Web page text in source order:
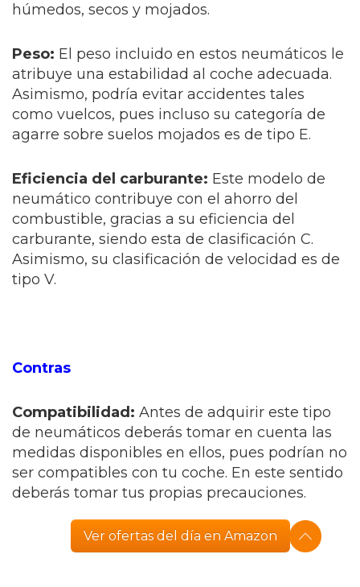
húmedos, secos y mojados.
Peso: El peso incluido en estos neumáticos le
atribuye una estabilidad al coche adecuada.
Asimismo, podría evitar accidentes tales
como vuelcos, pues incluso su categoría de
agarre sobre suelos mojados es de tipo E.
Eficiencia del carburante: Este modelo de
neumático contribuye con el ahorro del
combustible, gracias a su eficiencia del
carburante, siendo esta de clasificación C.
Asimismo, su clasificación de velocidad es de
tipo V.
Contras
Compatibilidad: Antes de adquirir este tipo
de neumáticos deberás tomar en cuenta las
medidas disponibles en ellos, pues podrían no
ser compatibles con tu coche. En este sentido
deberás tomar tus propias precauciones.
Ver ofertas del día en Amazon